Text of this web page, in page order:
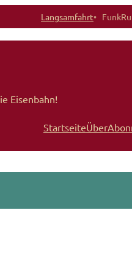
Langsamfahrt
Eisenbahn!
StartseiteÜber